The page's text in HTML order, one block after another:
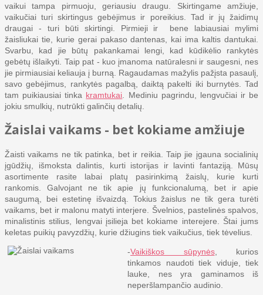
vaikui tampa pirmuoju, geriausiu draugu. Skirtingame amžiuje,
vaikučiai turi skirtingus gebėjimus ir poreikius. Tad ir jų žaidimų
draugai - turi būti skirtingi. Pirmieji ir bene labiausiai mylimi
žaisliukai tie, kurie gerai pakaso dantenas, kai ima kaltis dantukai.
Svarbu, kad jie būtų pakankamai lengi, kad kūdikėlio rankytės
gebėtų išlaikyti. Taip pat - kuo įmanoma natūralesni ir saugesni, nes
jie pirmiausiai keliauja į burną. Ragaudamas mažylis pažįsta pasaulį,
savo gebėjimus, rankytės pagalbą, daiktą pakelti iki burnytės. Tad
tam puikiausiai tinka kramtukai . Mediniu pagrindu, lengvučiai ir be
jokiu smulkių, nutrūkti galinčių detalių.
Žaislai vaikams - bet kokiame amžiuje
Žaisti vaikams ne tik patinka, bet ir reikia. Taip jie įgauna socialinių
įgūdžių, išmoksta dalintis, kurti istorijas ir lavinti fantaziją. Mūsų
asortimente rasite labai platų pasirinkimą žaislų, kurie kurti
rankomis. Galvojant ne tik apie jų funkcionalumą, bet ir apie
saugumą, bei estetinę išvaizdą. Tokius žaislus ne tik gera turėti
vaikams, bet ir malonu matyti interjere. Švelnios, pastelinės spalvos,
minalistinis stilius, lengvai įsilieja bet kokiame interejere. Štai jums
keletas puikių pavyzdžių, kurie džiugins tiek vaikučius, tiek tėvelius.
-Vaikiškos sūpynės, kurios
tinkamos naudoti tiek viduje, tiek
lauke, nes yra gaminamos iš
neperšlampančio audinio.